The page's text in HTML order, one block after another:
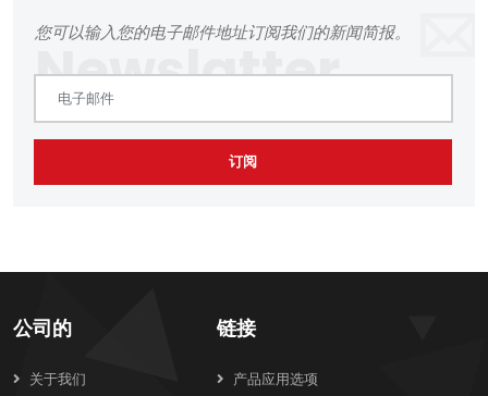
您可以输入您的电子邮件地址订阅我们的新闻简报。
订阅
公司的
关于我们
链接
产品应用选项